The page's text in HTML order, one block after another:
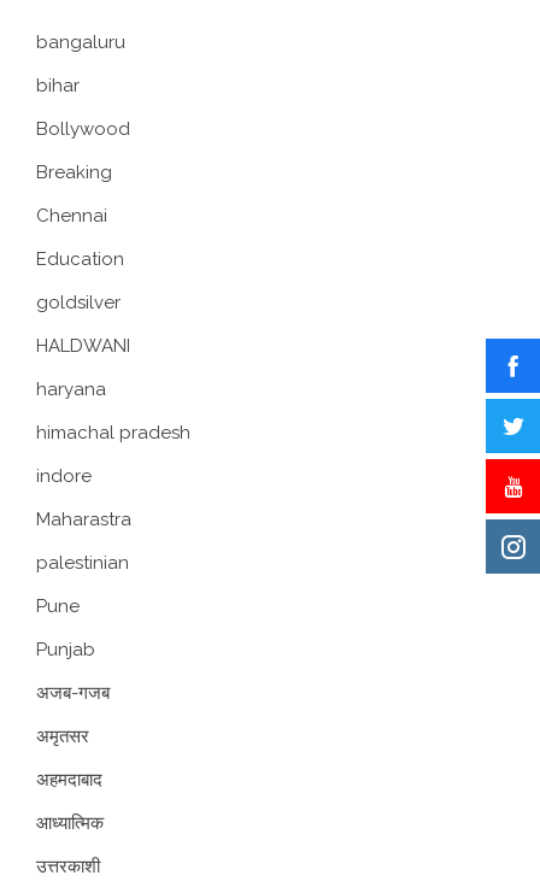
bangaluru
bihar
Bollywood
Breaking
Chennai
Education
goldsilver
HALDWANI
haryana
himachal pradesh
indore
Maharastra
palestinian
Pune
Punjab
अजब-गजब
अमृतसर
अहमदाबाद
आध्यात्मिक
उत्तरकाशी